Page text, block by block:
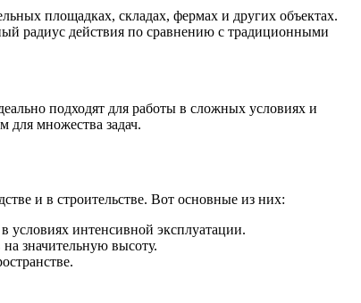
площадках, складах, фермах и других объектах.
радиус действия по сравнению с традиционными
подходят для работы в сложных условиях и
множества задач.
и в строительстве. Вот основные из них:
условиях интенсивной эксплуатации.
значительную высоту.